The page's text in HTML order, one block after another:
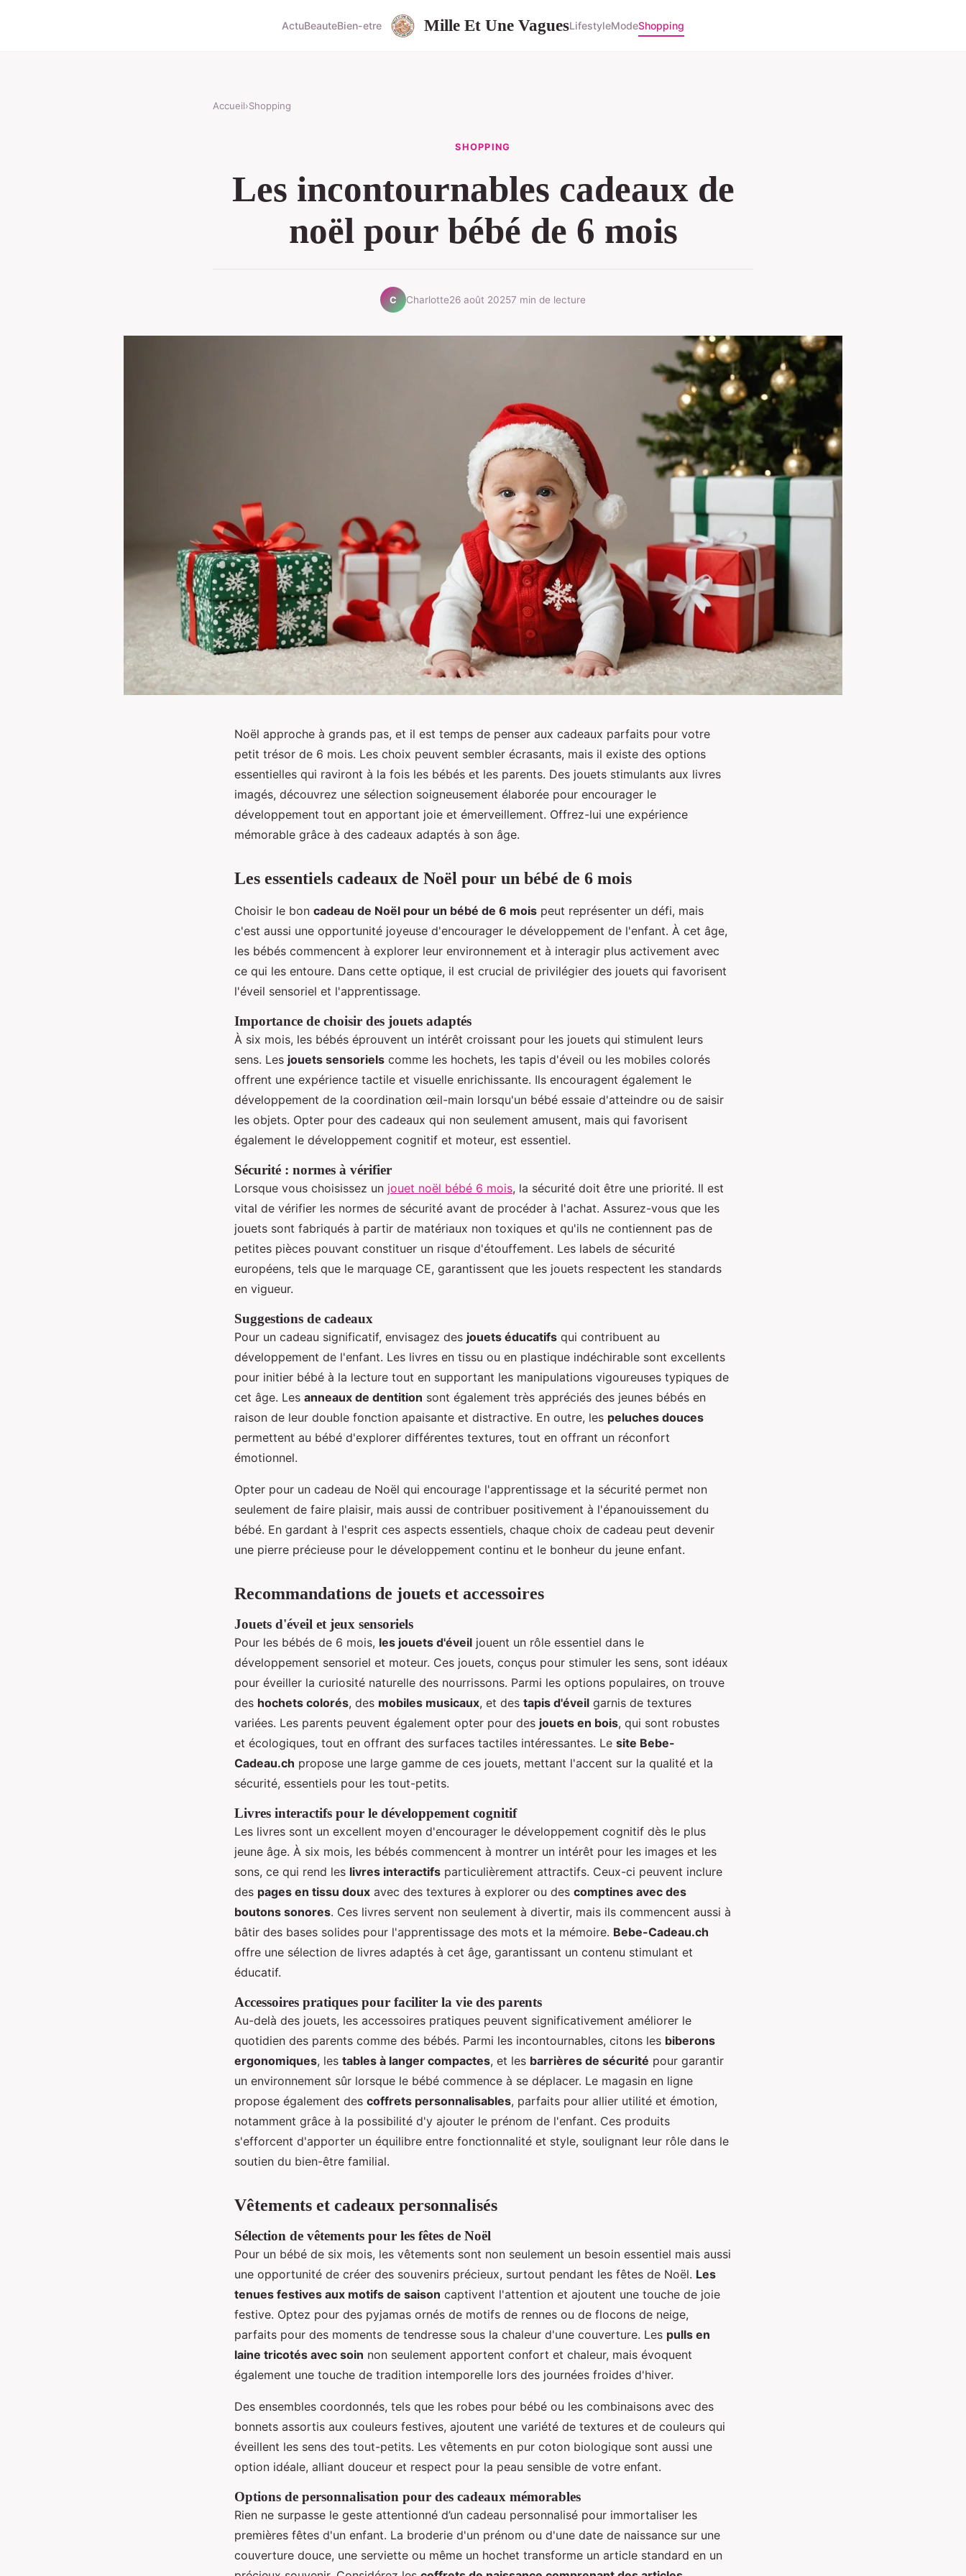
ActuBeauteBien-etre Mille Et Une VaguesLifestyleModeShopping
Accueil›Shopping
SHOPPING
Les incontournables cadeaux de
noël pour bébé de 6 mois
C Charlotte26 août 20257 min de lecture
Noël approche à grands pas, et il est temps de penser aux cadeaux parfaits pour votre
petit trésor de 6 mois. Les choix peuvent sembler écrasants, mais il existe des options
essentielles qui raviront à la fois les bébés et les parents. Des jouets stimulants aux livres
imagés, découvrez une sélection soigneusement élaborée pour encourager le
développement tout en apportant joie et émerveillement. Offrez-lui une expérience
mémorable grâce à des cadeaux adaptés à son âge.
Les essentiels cadeaux de Noël pour un bébé de 6 mois
Choisir le bon cadeau de Noël pour un bébé de 6 mois peut représenter un défi, mais
c'est aussi une opportunité joyeuse d'encourager le développement de l'enfant. À cet âge,
les bébés commencent à explorer leur environnement et à interagir plus activement avec
ce qui les entoure. Dans cette optique, il est crucial de privilégier des jouets qui favorisent
l'éveil sensoriel et l'apprentissage.
Importance de choisir des jouets adaptés
À six mois, les bébés éprouvent un intérêt croissant pour les jouets qui stimulent leurs
sens. Les jouets sensoriels comme les hochets, les tapis d'éveil ou les mobiles colorés
offrent une expérience tactile et visuelle enrichissante. Ils encouragent également le
développement de la coordination œil-main lorsqu'un bébé essaie d'atteindre ou de saisir
les objets. Opter pour des cadeaux qui non seulement amusent, mais qui favorisent
également le développement cognitif et moteur, est essentiel.
Sécurité : normes à vérifier
Lorsque vous choisissez un jouet noël bébé 6 mois, la sécurité doit être une priorité. Il est
vital de vérifier les normes de sécurité avant de procéder à l'achat. Assurez-vous que les
jouets sont fabriqués à partir de matériaux non toxiques et qu'ils ne contiennent pas de
petites pièces pouvant constituer un risque d'étouffement. Les labels de sécurité
européens, tels que le marquage CE, garantissent que les jouets respectent les standards
en vigueur.
Suggestions de cadeaux
Pour un cadeau significatif, envisagez des jouets éducatifs qui contribuent au
développement de l'enfant. Les livres en tissu ou en plastique indéchirable sont excellents
pour initier bébé à la lecture tout en supportant les manipulations vigoureuses typiques de
cet âge. Les anneaux de dentition sont également très appréciés des jeunes bébés en
raison de leur double fonction apaisante et distractive. En outre, les peluches douces
permettent au bébé d'explorer différentes textures, tout en offrant un réconfort
émotionnel.
Opter pour un cadeau de Noël qui encourage l'apprentissage et la sécurité permet non
seulement de faire plaisir, mais aussi de contribuer positivement à l'épanouissement du
bébé. En gardant à l'esprit ces aspects essentiels, chaque choix de cadeau peut devenir
une pierre précieuse pour le développement continu et le bonheur du jeune enfant.
Recommandations de jouets et accessoires
Jouets d'éveil et jeux sensoriels
Pour les bébés de 6 mois, les jouets d'éveil jouent un rôle essentiel dans le
développement sensoriel et moteur. Ces jouets, conçus pour stimuler les sens, sont idéaux
pour éveiller la curiosité naturelle des nourrissons. Parmi les options populaires, on trouve
des hochets colorés, des mobiles musicaux, et des tapis d'éveil garnis de textures
variées. Les parents peuvent également opter pour des jouets en bois, qui sont robustes
et écologiques, tout en offrant des surfaces tactiles intéressantes. Le site Bebe-
Cadeau.ch propose une large gamme de ces jouets, mettant l'accent sur la qualité et la
sécurité, essentiels pour les tout-petits.
Livres interactifs pour le développement cognitif
Les livres sont un excellent moyen d'encourager le développement cognitif dès le plus
jeune âge. À six mois, les bébés commencent à montrer un intérêt pour les images et les
sons, ce qui rend les livres interactifs particulièrement attractifs. Ceux-ci peuvent inclure
des pages en tissu doux avec des textures à explorer ou des comptines avec des
boutons sonores. Ces livres servent non seulement à divertir, mais ils commencent aussi à
bâtir des bases solides pour l'apprentissage des mots et la mémoire. Bebe-Cadeau.ch
offre une sélection de livres adaptés à cet âge, garantissant un contenu stimulant et
éducatif.
Accessoires pratiques pour faciliter la vie des parents
Au-delà des jouets, les accessoires pratiques peuvent significativement améliorer le
quotidien des parents comme des bébés. Parmi les incontournables, citons les biberons
ergonomiques, les tables à langer compactes, et les barrières de sécurité pour garantir
un environnement sûr lorsque le bébé commence à se déplacer. Le magasin en ligne
propose également des coffrets personnalisables, parfaits pour allier utilité et émotion,
notamment grâce à la possibilité d'y ajouter le prénom de l'enfant. Ces produits
s'efforcent d'apporter un équilibre entre fonctionnalité et style, soulignant leur rôle dans le
soutien du bien-être familial.
Vêtements et cadeaux personnalisés
Sélection de vêtements pour les fêtes de Noël
Pour un bébé de six mois, les vêtements sont non seulement un besoin essentiel mais aussi
une opportunité de créer des souvenirs précieux, surtout pendant les fêtes de Noël. Les
tenues festives aux motifs de saison captivent l'attention et ajoutent une touche de joie
festive. Optez pour des pyjamas ornés de motifs de rennes ou de flocons de neige,
parfaits pour des moments de tendresse sous la chaleur d'une couverture. Les pulls en
laine tricotés avec soin non seulement apportent confort et chaleur, mais évoquent
également une touche de tradition intemporelle lors des journées froides d'hiver.
Des ensembles coordonnés, tels que les robes pour bébé ou les combinaisons avec des
bonnets assortis aux couleurs festives, ajoutent une variété de textures et de couleurs qui
éveillent les sens des tout-petits. Les vêtements en pur coton biologique sont aussi une
option idéale, alliant douceur et respect pour la peau sensible de votre enfant.
Options de personnalisation pour des cadeaux mémorables
Rien ne surpasse le geste attentionné d’un cadeau personnalisé pour immortaliser les
premières fêtes d'un enfant. La broderie d'un prénom ou d'une date de naissance sur une
couverture douce, une serviette ou même un hochet transforme un article standard en un